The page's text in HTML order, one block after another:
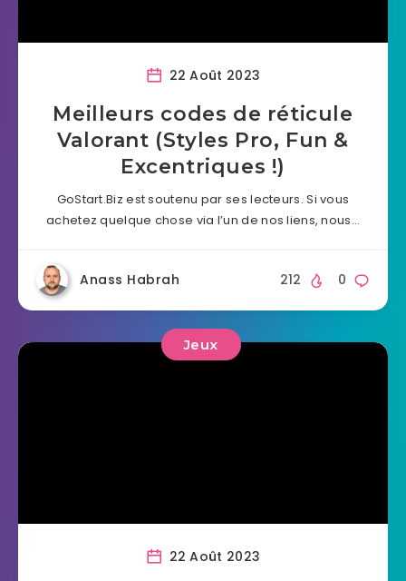
22 Août 2023
Meilleurs codes de réticule
Valorant (Styles Pro, Fun &
Excentriques !)
GoStart.Biz est soutenu par ses lecteurs. Si vous
achetez quelque chose via l’un de nos liens, nous…
Anass Habrah 0
212
Jeux
22 Août 2023